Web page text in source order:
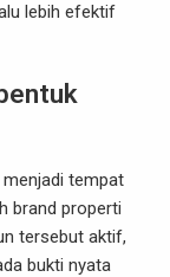
lebih efektif
tempat
brand properti
tersebut aktif,
bukti nyata